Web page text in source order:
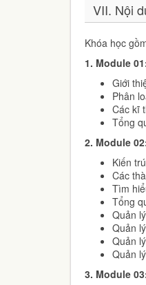
VII. Nội
Khóa học
1. Module
Giới
Phân
Các kĩ
Tổng
2. Module
Kiến
Các
Tìm
Tổng
Quản
Quản
Quản
Quản
3. Module